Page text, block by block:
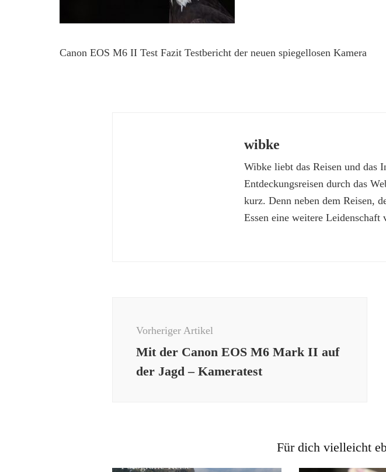
Canon EOS M6 II Test Fazit Testbericht der neuen spiegellosen Kamera
wibke
Wibke liebt das Reisen und
Entdeckungsreisen durch das
kurz. Denn neben dem Reisen,
Essen eine weitere Leidenschaft
Vorheriger Artikel
Mit der Canon EOS M6 Mark II auf
der Jagd – Kameratest
Für dich vielleicht
Fotografie Reise